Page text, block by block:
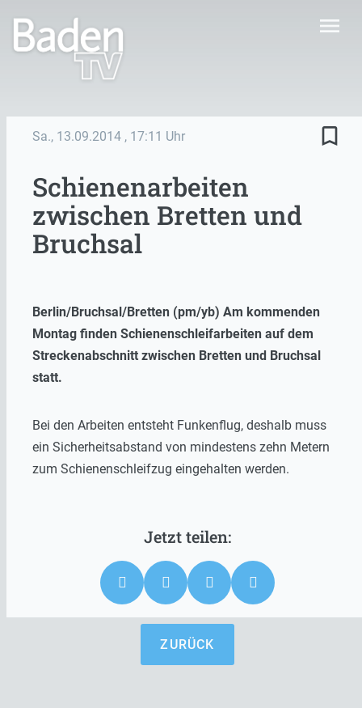
menu
Sa., 13.09.2014 , 17:11 Uhr bookmark_border
Schienenarbeiten
zwischen Bretten und
Bruchsal
Berlin/Bruchsal/Bretten (pm/yb) Am kommenden
Montag finden Schienenschleifarbeiten auf dem
Streckenabschnitt zwischen Bretten und Bruchsal
statt.
Bei den Arbeiten entsteht Funkenflug, deshalb muss
ein Sicherheitsabstand von mindestens zehn Metern
zum Schienenschleifzug eingehalten werden.
ZURÜCK